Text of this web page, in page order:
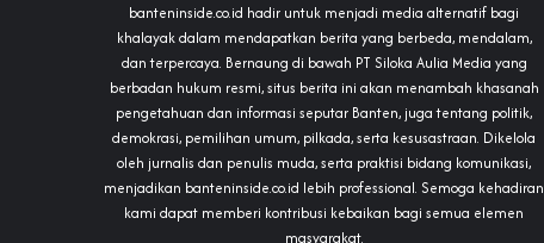
banteninside.co.id hadir untuk menjadi media alternatif bagi
khalayak dalam mendapatkan berita yang berbeda, mendalam,
dan terpercaya. Bernaung di bawah PT Siloka Aulia Media yang
berbadan hukum resmi, situs berita ini akan menambah khasanah
pengetahuan dan informasi seputar Banten, juga tentang politik,
demokrasi, pemilihan umum, pilkada, serta kesusastraan. Dikelola
oleh jurnalis dan penulis muda, serta praktisi bidang komunikasi,
menjadikan banteninside.co.id lebih professional. Semoga kehadiran
kami dapat memberi kontribusi kebaikan bagi semua elemen
masyarakat.